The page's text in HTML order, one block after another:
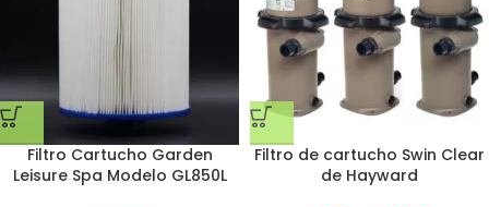
Filtro Cartucho Garden
Leisure Spa Modelo GL850L
Filtro de cartucho Swin Clear
de Hayward